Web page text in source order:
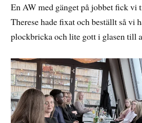
En AW med gänget på jobbet fick vi
Therese hade fixat och beställt så vi
plockbricka och lite gott i glasen till